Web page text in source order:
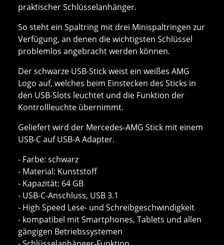
praktischer Schlüsselanhänger.
So steht ein Spaltring mit drei Minispaltringen zur
Verfügung, an denen die wichtigsten Schlüssel
problemlos angebracht werden können.
Der schwarze USB-Stick weist ein weißes AMG
Logo auf, welches beim Einstecken des Sticks in
den USB-Slots leuchtet und die Funktion der
Kontrollleuchte übernimmt.
Geliefert wird der Mercedes-AMG Stick mit einem
USB-C auf USB-A Adapter.
- Farbe: schwarz
- Material: Kunststoff
- Kapazität: 64 GB
- USB-C-Anschluss, USB 3.1
- High Speed Lese- und Schreibgeschwindigkeit
- kompatibel mit Smartphones, Tablets und allen
gängigen Betriebssystemen